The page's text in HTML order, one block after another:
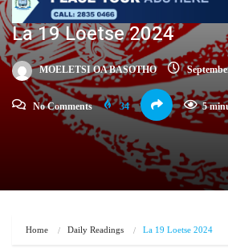
La 19 Loetse 2024
MOELETSI OA BASOTHO
No Comments 34 5
Home Daily Readings La 19 Loetse 2024